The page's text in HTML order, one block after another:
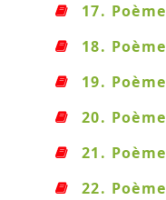
17.
18.
19.
20.
21.
22.